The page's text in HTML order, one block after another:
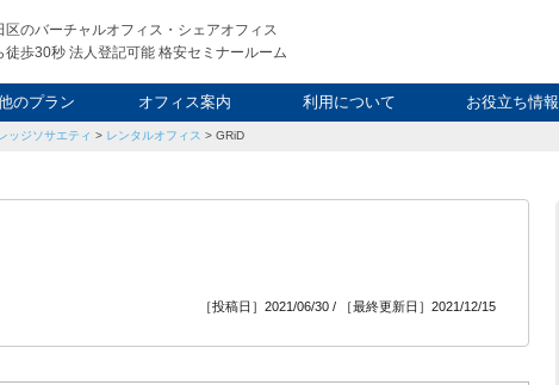
区のバーチャルオフィス・シェアオフィス
徒歩30秒 法人登記可能 格安セミナールーム
のプラン
ルオフィス
ィークエンド
会議室
オフィス案内 利用について お役立ち情報
ッジソサエティ > レンタルオフィス > GRiD
［投稿日］2021/06/30 / ［最終更新日］2021/12/15